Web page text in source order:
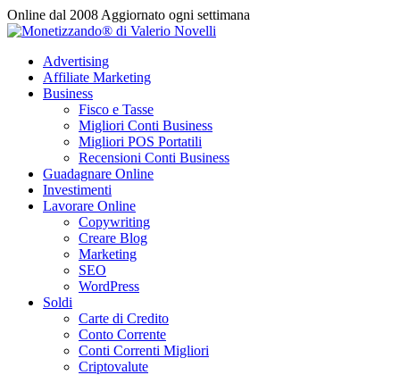
Vai
al
Online dal 2008 Aggiornato ogni settimana
Advertising
Affiliate Marketing
Business
Fisco e Tasse
Migliori Conti Business
Migliori POS Portatili
Recensioni Conti Business
Guadagnare Online
Investimenti
Lavorare Online
Copywriting
Creare Blog
Marketing
SEO
WordPress
Soldi
Carte di Credito
Conto Corrente
Conti Correnti Migliori
Criptovalute